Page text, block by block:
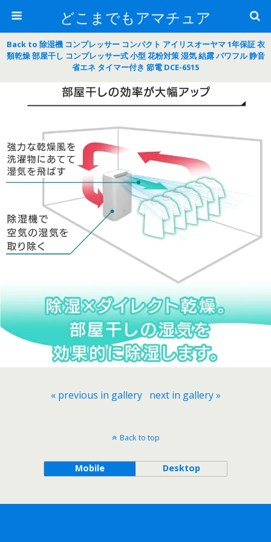
どこまでもアマチュア
Back to 除湿機 コンプレッサー コンパクト アイリスオーヤマ 1年保証 衣
類乾燥 部屋干し コンプレッサー式 小型 花粉対策 湿気 結露 パワフル 静音
省エネ タイマー付き 節電 DCE-6515
« previous in gallery next in gallery »
Back to top
Mobile Desktop